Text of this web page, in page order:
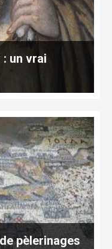
: un vrai
pèlerinages